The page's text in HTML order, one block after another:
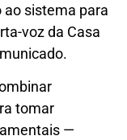
ao sistema para
voz da Casa
tomar
—